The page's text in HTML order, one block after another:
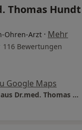
Thomas Hundt
Ohren-Arzt · Mehr
116 Bewertungen
Google Maps
Praxis für HNO im Arabella-Haus Dr.med. Thomas Hundt